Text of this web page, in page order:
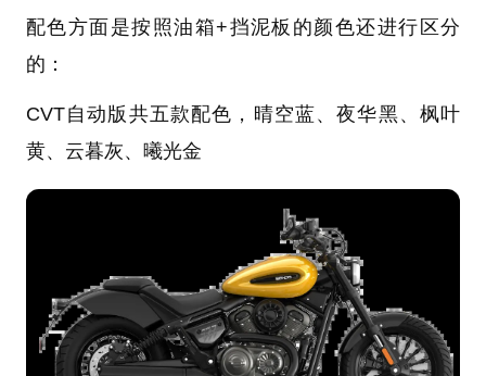
配色方面是按照油箱+挡泥板的颜色还进行区分
的：
CVT自动版共五款配色，晴空蓝、夜华黑、枫叶
黄、云暮灰、曦光金